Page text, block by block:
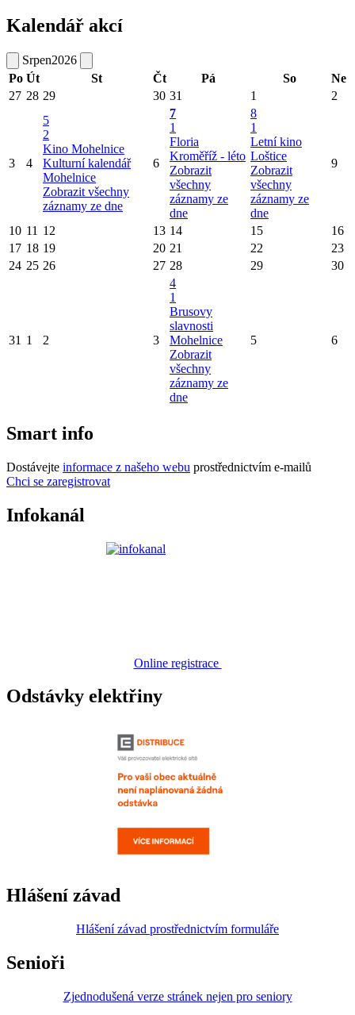
Kalendář akcí
Srpen2026
Po Út St Čt Pá So
Ne
27 28 29 30 31 1 2
3 4
5
2
Kino Mohelnice
Kulturní kalendář
Mohelnice
Zobrazit všechny
záznamy ze dne
6
7
1
Floria
Kroměříž - léto
Zobrazit
všechny
záznamy ze
dne
8
1
Letní kino
Loštice
Zobrazit
všechny
záznamy ze
dne
9
10 11 12 13 14 15
16
17 18 19 20 21 22
23
24 25 26 27 28 29 30
31 1 2 3
4
1
Brusovy
slavnosti
Mohelnice
Zobrazit
všechny
záznamy ze
dne
5 6
Smart info
Dostávejte informace z našeho webu prostřednictvím e-mailů
Chci se zaregistrovat
Infokanál
Online registrace
Odstávky elektřiny
Hlášení závad
Hlášení závad prostřednictvím formuláře
Senioři
Zjednodušená verze stránek nejen pro seniory